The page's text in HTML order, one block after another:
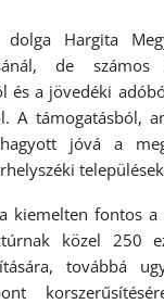
Hargita
de
és a jövedéki
A támogatásból,
jóvá a
kiemelten fontos a
közel 250
továbbá